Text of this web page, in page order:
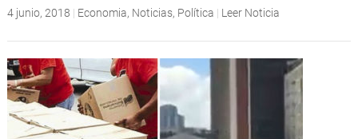
4 junio, 2018 | Economia, Noticias, Política | Leer Noticia